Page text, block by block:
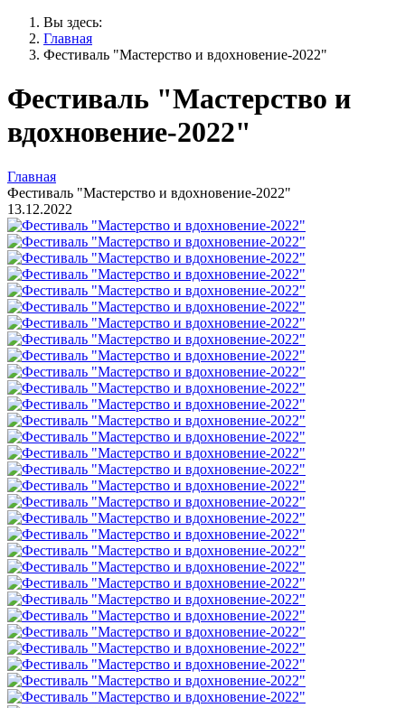
Вы здесь:
Главная
Фестиваль "Мастерство и вдохновение-2022"
Фестиваль "Мастерство и
вдохновение-2022"
Главная
Фестиваль "Мастерство и вдохновение-2022"
13.12.2022